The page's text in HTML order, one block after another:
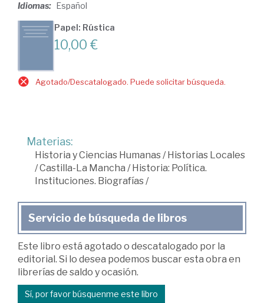
Idiomas: Español
Papel: Rústica
10,00 €
Agotado/Descatalogado. Puede solicitar búsqueda.
Materias:
Historia y Ciencias Humanas/Historias Locales
/Castilla-La Mancha /Historia: Política.
Instituciones. Biografías/
Servicio de búsqueda de libros
Este libro está agotado o descatalogado por la
editorial. Si lo desea podemos buscar esta obra en
librerías de saldo y ocasión.
Sí, por favor búsquenme este libro